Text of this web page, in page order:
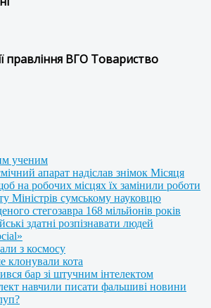
правління ВГО Товариство
ученим
апарат надіслав знімок Місяця
на робочих місцях їх замінили роботи
Міністрів сумському науковцю
стегозавра 168 мільйонів років
здатні розпізнавати людей
з космосу
клонували кота
бар зі штучним інтелектом
навчили писати фальшиві новини